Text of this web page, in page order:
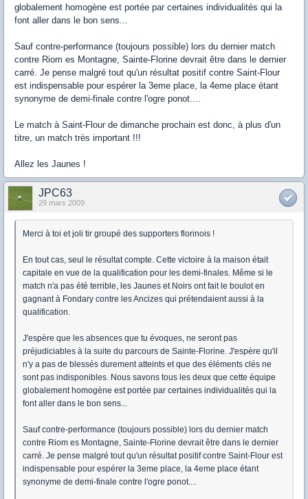
globalement homogène est portée par certaines individualités qui la
font aller dans le bon sens...
Sauf contre-performance (toujours possible) lors du dernier match
contre Riom es Montagne, Sainte-Florine devrait être dans le dernier
carré. Je pense malgré tout qu'un résultat positif contre Saint-Flour
est indispensable pour espérer la 3eme place, la 4eme place étant
synonyme de demi-finale contre l'ogre ponot....
Le match à Saint-Flour de dimanche prochain est donc, à plus d'un
titre, un match très important !!!
Allez les Jaunes !
JPC63
29 mars 2009
Merci à toi et joli tir groupé des supporters florinois !
En tout cas, seul le résultat compte. Cette victoire à la maison était
capitale en vue de la qualification pour les demi-finales. Même si le
match n'a pas été terrible, les Jaunes et Noirs ont fait le boulot en
gagnant à Fondary contre les Ancizes qui prétendaient aussi à la
qualification.
J'espère que les absences que tu évoques, ne seront pas
préjudiciables à la suite du parcours de Sainte-Florine. J'espère qu'il
n'y a pas de blessés durement atteints et que des éléments clés ne
sont pas indisponibles. Nous savons tous les deux que cette équipe
globalement homogène est portée par certaines individualités qui la
font aller dans le bon sens...
Sauf contre-performance (toujours possible) lors du dernier match
contre Riom es Montagne, Sainte-Florine devrait être dans le dernier
carré. Je pense malgré tout qu'un résultat positif contre Saint-Flour est
indispensable pour espérer la 3eme place, la 4eme place étant
synonyme de demi-finale contre l'ogre ponot....